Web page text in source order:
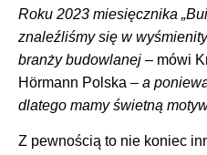
Roku 2023 miesięcznika
znaleźliśmy się w
branży budowlanej – mówi
Hörmann Polska – a
dlatego mamy świetną
Z pewnością to nie koniec